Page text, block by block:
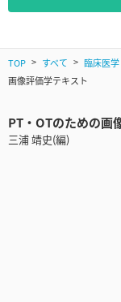
TOP すべて 臨床医学
画像評価学テキスト
PT・OTのための画
三浦 靖史(編)